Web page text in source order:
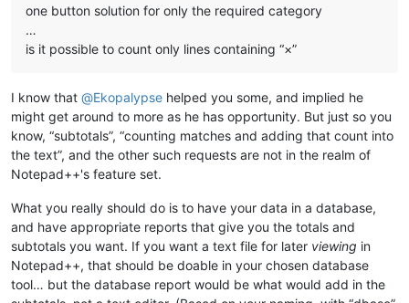
one button solution for only the required category
…
is it possible to count only lines containing “×”
I know that @Ekopalypse helped you some, and implied he
might get around to more as he has opportunity. But just so you
know, “subtotals”, “counting matches and adding that count into
the text”, and the other such requests are not in the realm of
Notepad++'s feature set.
What you really should do is to have your data in a database,
and have appropriate reports that give you the totals and
subtotals you want. If you want a text file for later viewing in
Notepad++, that should be doable in your chosen database
tool… but the database report would be what would add in the